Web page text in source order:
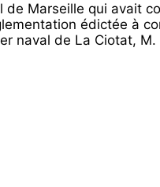
Marseille qui avait
édictée à
naval de La Ciotat,